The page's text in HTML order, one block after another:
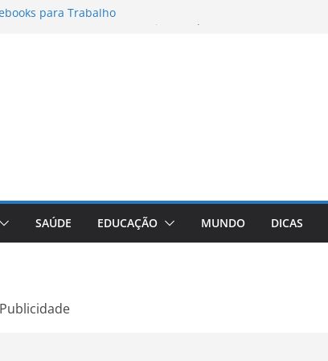
para Trabalho
A Comprehensive Review of the
Loss Pill
SAÚDE EDUCAÇÃO MUNDO DICAS
Publicidade